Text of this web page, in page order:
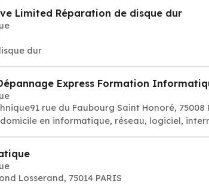
Limited Réparation de disque dur
dur
Express Formation
rue du Faubourg Saint Honoré, 75008
en informatique, réseau, logiciel,
Losserand, 75014 PARIS